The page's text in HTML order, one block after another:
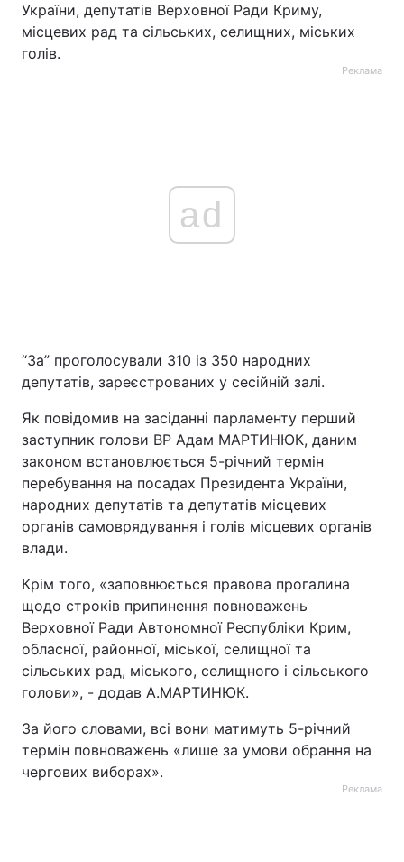
України, депутатів Верховної Ради Криму,
місцевих рад та сільських, селищних, міських
голів.
Реклама
ad
“За” проголосували 310 із 350 народних
депутатів, зареєстрованих у сесійній залі.
Як повідомив на засіданні парламенту перший
заступник голови ВР Адам МАРТИНЮК, даним
законом встановлюється 5-річний термін
перебування на посадах Президента України,
народних депутатів та депутатів місцевих
органів самоврядування і голів місцевих органів
влади.
Крім того, «заповнюється правова прогалина
щодо строків припинення повноважень
Верховної Ради Автономної Республіки Крим,
обласної, районної, міської, селищної та
сільських рад, міського, селищного і сільського
голови», - додав А.МАРТИНЮК.
За його словами, всі вони матимуть 5-річний
термін повноважень «лише за умови обрання на
чергових виборах».
Реклама